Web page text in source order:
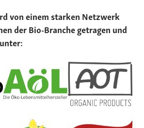
von einem starken Netzwerk
der Bio-Branche getragen und